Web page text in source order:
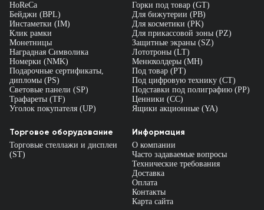
HoReCa
Бейджи (BPL)
Инстаметки (IM)
Клик рамки
Монетницы
Наградная Символика
Номерки (NMK)
Подарочные сертификаты,
дипломы (PS)
Световые панели (SP)
Трафареты (TF)
Уголок покупателя (UP)
Горки под товар (GT)
Для бижутерии (PB)
Для косметики (PK)
Для прикассовой зоны (PZ)
Защитные экраны (SZ)
Лототроны (LT)
Менюхолдеры (MH)
Под товар (PT)
Под цифровую технику (CT)
Подставки под полиграфию (PP)
Ценники (СС)
Ящики акционные (YA)
Торговое оборудование
Торговые стеллажи и дисплеи
(ST)
Информация
О компании
Часто задаваемые вопросы
Технические требования
Доставка
Оплата
Контакты
Карта сайта